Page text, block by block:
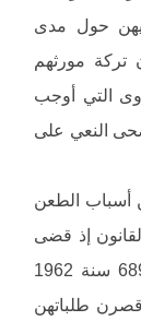
حول مدى
تركة مورثهم
التي أوجب
النعي على
أسباب الطعن
إذ قضى
برفض الطعن على العقد المسجل برقم 6896 سنة 1962
طلباتهن